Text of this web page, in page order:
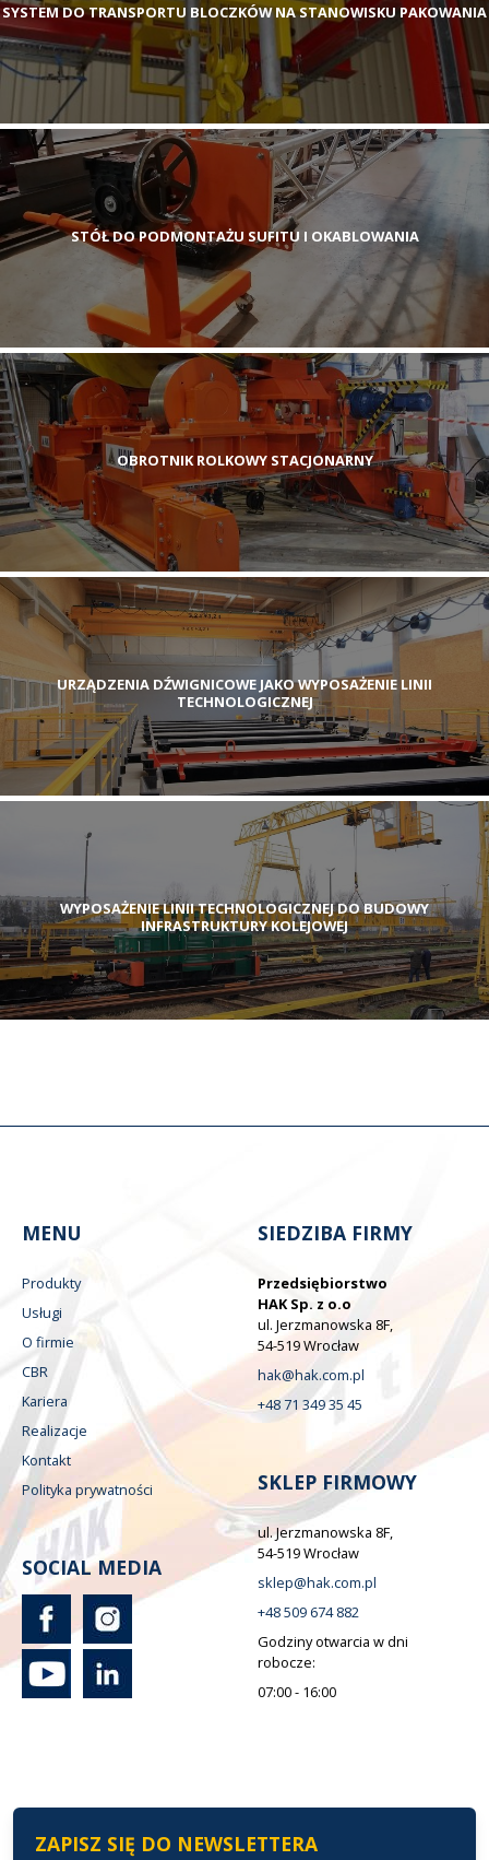
SYSTEM DO TRANSPORTU BLOCZKÓW NA STANOWISKU PAKOWANIA
STÓŁ DO PODMONTAŻU SUFITU I OKABLOWANIA
OBROTNIK ROLKOWY STACJONARNY
URZĄDZENIA DŹWIGNICOWE JAKO WYPOSAŻENIE LINII
TECHNOLOGICZNEJ
WYPOSAŻENIE LINII TECHNOLOGICZNEJ DO BUDOWY
INFRASTRUKTURY KOLEJOWEJ
MENU
Produkty
Usługi
O firmie
CBR
Kariera
Realizacje
Kontakt
Polityka prywatności
SOCIAL MEDIA
SIEDZIBA FIRMY
Przedsiębiorstwo
HAK Sp. z o.o
ul. Jerzmanowska 8F,
54-519 Wrocław
hak@hak.com.pl
+48 71 349 35 45
SKLEP FIRMOWY
ul. Jerzmanowska 8F,
54-519 Wrocław
sklep@hak.com.pl
+48 509 674 882
Godziny otwarcia w dni
robocze:
07:00 - 16:00
ZAPISZ SIĘ DO NEWSLETTERA